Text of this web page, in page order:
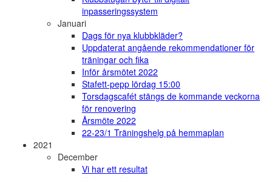
inpasseringssystem
Januari
Dags för nya klubbkläder?
Uppdaterat angående rekommendationer för
träningar och fika
Inför årsmötet 2022
Stafett-pepp lördag 15:00
Torsdagscafét stängs de kommande veckorna
för renovering
Årsmöte 2022
22-23/1 Träningshelg på hemmaplan
2021
December
Vi har ett resultat